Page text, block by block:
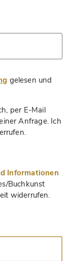
gelesen und
per E-Mail
Anfrage. Ich
Informationen
Buchkunst
widerrufen.